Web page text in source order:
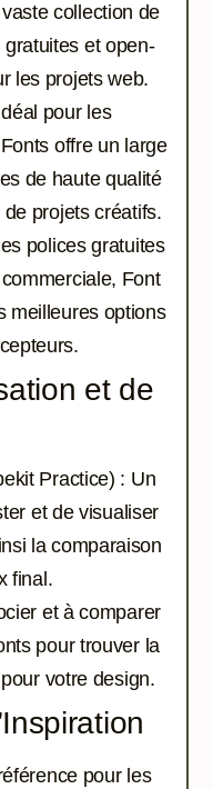
collection de
et open-
les projets web.
pour les
offre un large
de haute qualité
projets créatifs.
polices gratuites
Font
meilleures options
et de
Practice) : Un
et de visualiser
la comparaison
final.
et à comparer
pour trouver la
votre design.
pour les